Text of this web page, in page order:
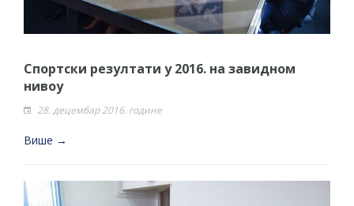
Спортски резултати у 2016. на завидном
нивоу
28. децембар 2016. године
Више →